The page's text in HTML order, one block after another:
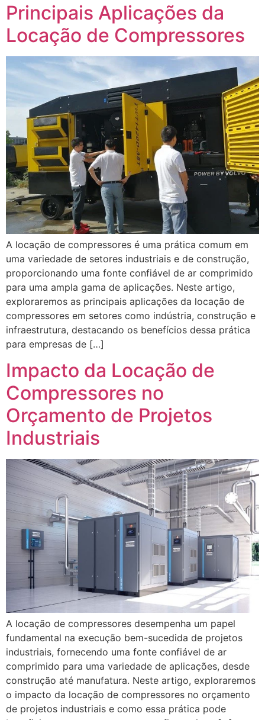
Principais Aplicações da
Locação de Compressores
A locação de compressores é uma prática comum em
uma variedade de setores industriais e de construção,
proporcionando uma fonte confiável de ar comprimido
para uma ampla gama de aplicações. Neste artigo,
exploraremos as principais aplicações da locação de
compressores em setores como indústria, construção e
infraestrutura, destacando os benefícios dessa prática
para empresas de […]
Impacto da Locação de
Compressores no
Orçamento de Projetos
Industriais
A locação de compressores desempenha um papel
fundamental na execução bem-sucedida de projetos
industriais, fornecendo uma fonte confiável de ar
comprimido para uma variedade de aplicações, desde
construção até manufatura. Neste artigo, exploraremos
o impacto da locação de compressores no orçamento
de projetos industriais e como essa prática pode